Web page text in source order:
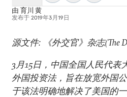
由 育川 黄
发布于 2019年3月19日
源文件: 《外交官》杂志(The
3月15日，中国全国人民代表
外国投资法，旨在放宽外国
于该法明确地解决了美国的